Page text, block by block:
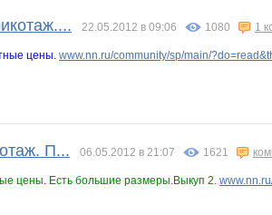
22.05.2012 в 09:06 1080 1
цены. www.nn.ru/community/sp/main/
П... 06.05.2012 в 21:07 1621
цены. Есть большие размеры.Выкуп 2.